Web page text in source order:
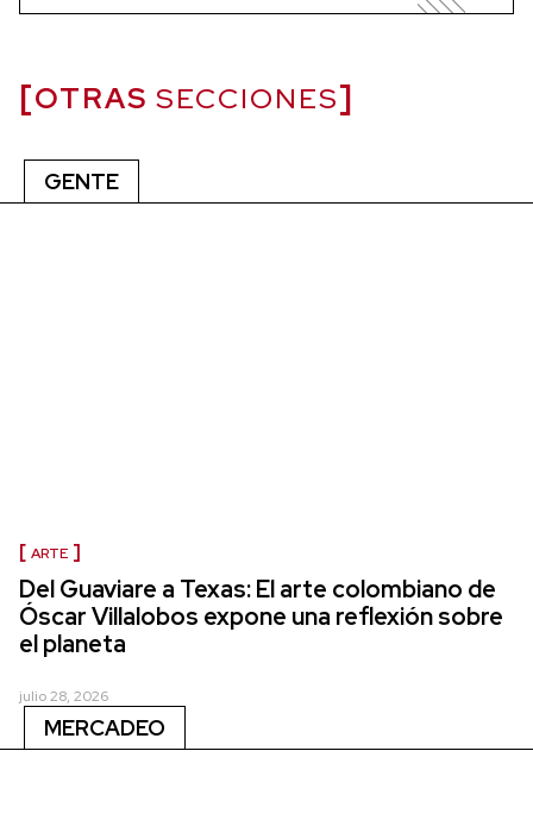
OTRAS SECCIONES
GENTE
ARTE
Del Guaviare a Texas: El arte colombiano de
Óscar Villalobos expone una reflexión sobre
el planeta
julio 28, 2026
MERCADEO